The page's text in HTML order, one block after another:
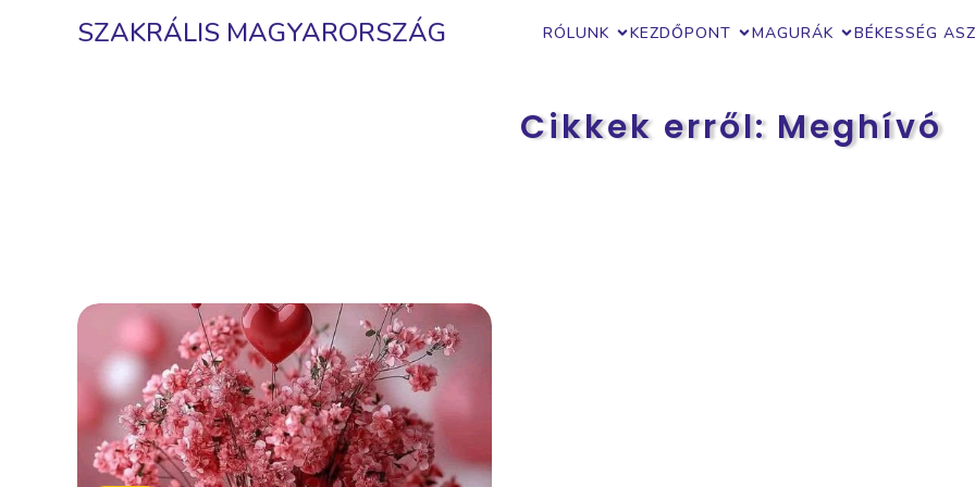
SZAKRÁLIS MAGYARORSZÁG RÓLUNK KEZDŐPONT MAGURÁK BÉKESSÉG
Cikkek erről: Meghívó